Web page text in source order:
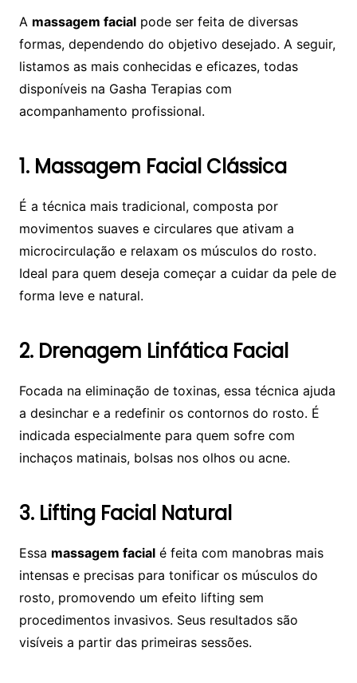
A massagem facialpode ser feita de diversas
formas, dependendo do objetivo desejado. A seguir,
listamos as mais conhecidas e eficazes, todas
disponíveis na Gasha Terapias com
acompanhamento profissional.
1. Massagem Facial Clássica
É a técnica mais tradicional, composta por
movimentos suaves e circulares que ativam a
microcirculação e relaxam os músculos do rosto.
Ideal para quem deseja começar a cuidar da pele de
forma leve e natural.
2. Drenagem Linfática Facial
Focada na eliminação de toxinas, essa técnica ajuda
a desinchar e a redefinir os contornos do rosto. É
indicada especialmente para quem sofre com
inchaços matinais, bolsas nos olhos ou acne.
3. Lifting Facial Natural
Essa massagem facialé feita com manobras mais
intensas e precisas para tonificar os músculos do
rosto, promovendo um efeito lifting sem
procedimentos invasivos. Seus resultados são
visíveis a partir das primeiras sessões.